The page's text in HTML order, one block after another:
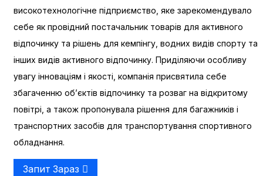
високотехнологічне підприємство, яке зарекомендувало
себе як провідний постачальник товарів для активного
відпочинку та рішень для кемпінгу, водних видів спорту та
інших видів активного відпочинку. Приділяючи особливу
увагу інноваціям і якості, компанія присвятила себе
збагаченню об’єктів відпочинку та розваг на відкритому
повітрі, а також пропонувала рішення для багажників і
транспортних засобів для транспортування спортивного
обладнання.
Запит Зараз